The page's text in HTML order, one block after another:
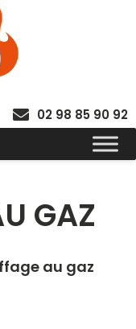
02 98 85 90 92
GAZ
au gaz